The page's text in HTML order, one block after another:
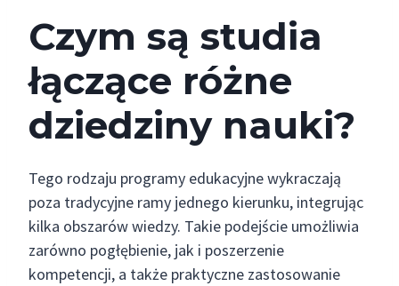
Czym są studia
łączące różne
dziedziny nauki?
Tego rodzaju programy edukacyjne wykraczają
poza tradycyjne ramy jednego kierunku, integrując
kilka obszarów wiedzy. Takie podejście umożliwia
zarówno pogłębienie, jak i poszerzenie
kompetencji, a także praktyczne zastosowanie